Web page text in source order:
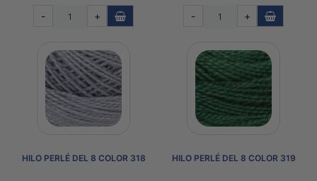
- + - +
HILO PERLÉ DEL 8 COLOR 318 HILO PERLÉ DEL 8 COLOR 319